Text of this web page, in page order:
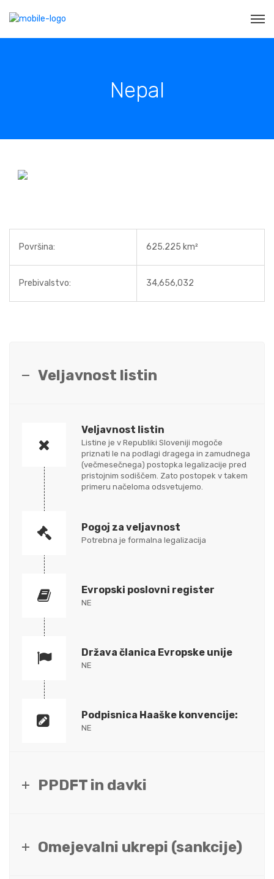
Nepal
Površina: 625.225 km²
Prebivalstvo: 34,656,032
Veljavnost listin
Veljavnost listin
Listine je v Republiki Sloveniji mogoče
priznati le na podlagi dragega in zamudnega
(večmesečnega) postopka legalizacije pred
pristojnim sodiščem. Zato postopek v takem
primeru načeloma odsvetujemo.
Pogoj za veljavnost
Potrebna je formalna legalizacija
Evropski poslovni register
NE
Država članica Evropske unije
NE
Podpisnica Haaške konvencije:
NE
PPDFT in davki
Omejevalni ukrepi (sankcije)